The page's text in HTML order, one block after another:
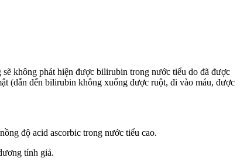
không phát hiện được bilirubin trong nước tiểu do đã được
(dẫn đến bilirubin không xuống được ruột, đi vào máu, được
độ acid ascorbic trong nước tiểu cao.
tính giả.